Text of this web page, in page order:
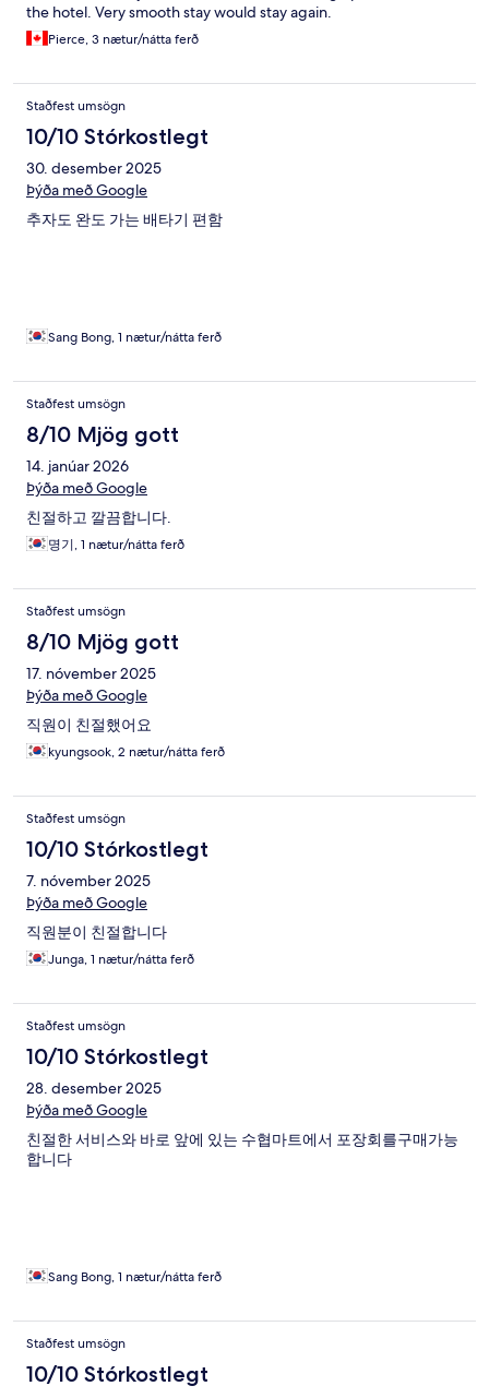
the hotel. Very smooth stay would stay again.
Pierce, 3 nætur/nátta ferð
Staðfest umsögn
10/10 Stórkostlegt
30. desember 2025
Þýða með Google
추자도 완도 가는 배타기 편함
Sang Bong, 1 nætur/nátta ferð
Staðfest umsögn
8/10 Mjög gott
14. janúar 2026
Þýða með Google
친절하고 깔끔합니다.
명기, 1 nætur/nátta ferð
Staðfest umsögn
8/10 Mjög gott
17. nóvember 2025
Þýða með Google
직원이 친절했어요
kyungsook, 2 nætur/nátta ferð
Staðfest umsögn
10/10 Stórkostlegt
7. nóvember 2025
Þýða með Google
직원분이 친절합니다
Junga, 1 nætur/nátta ferð
Staðfest umsögn
10/10 Stórkostlegt
28. desember 2025
Þýða með Google
친절한 서비스와 바로 앞에 있는 수협마트에서 포장회를구매가능
합니다
Sang Bong, 1 nætur/nátta ferð
Staðfest umsögn
10/10 Stórkostlegt